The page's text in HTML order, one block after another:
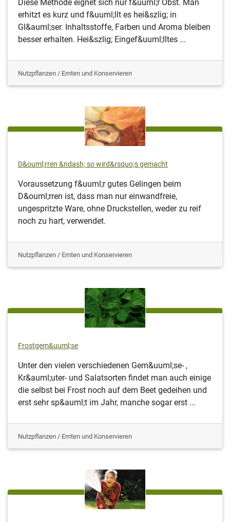
Diese Methode eignet sich nur f&uuml;r Obst. Man
erhitzt es kurz und f&uuml;llt es hei&szlig; in
Gl&auml;ser. Inhaltsstoffe, Farben und Aroma bleiben
besser erhalten. Hei&szlig; Eingef&uuml;lltes ...
Nutzpflanzen / Ernten und Konservieren
D&ouml;rren &ndash; so wird&rsquo;s gemacht
Voraussetzung f&uuml;r gutes Gelingen beim
D&ouml;rren ist, dass man nur einwandfreie,
ungespritzte Ware, ohne Druckstellen, weder zu reif
noch zu hart, verwendet.
Nutzpflanzen / Ernten und Konservieren
Frostgem&uuml;se
Unter den vielen verschiedenen Gem&uuml;se- ,
Kr&auml;uter- und Salatsorten findet man auch einige
die selbst bei Frost noch auf dem Beet gedeihen und
erst sehr sp&auml;t im Jahr, manche sogar erst ...
Nutzpflanzen / Ernten und Konservieren